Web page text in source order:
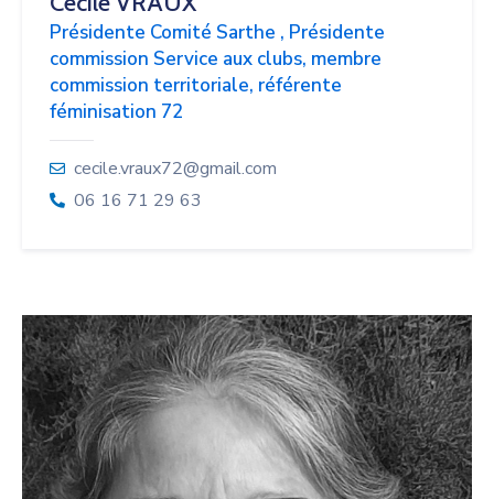
Présidente Comité Sarthe , Présidente
commission Service aux clubs, membre
commission territoriale, référente
féminisation 72
cecile.vraux72@gmail.com
06 16 71 29 63